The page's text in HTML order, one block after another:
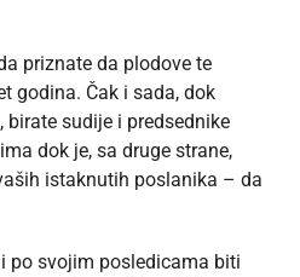
priznate da plodove te
godina. Čak i sada, dok
birate sudije i predsednike
dok je, sa druge strane,
istaknutih poslanika – da
po svojim posledicama biti